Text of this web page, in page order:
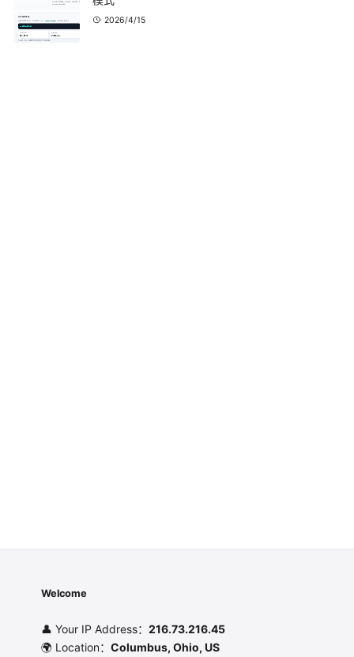
2026/4/15
Welcome
👤 Your IP Address： 216.73.216.45
🌍 Location： Columbus, Ohio, US